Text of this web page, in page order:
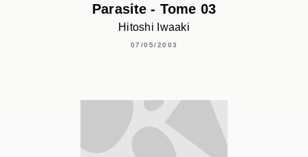
Parasite - Tome 03
Hitoshi Iwaaki
07/05/2003